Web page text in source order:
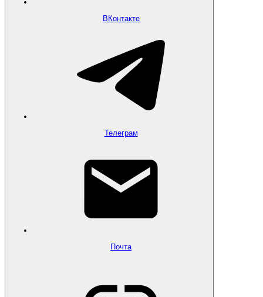
ВКонтакте
Телеграм
Почта